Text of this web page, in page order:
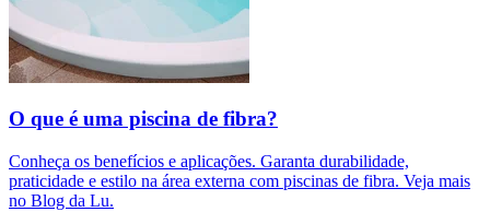
O que é uma piscina de fibra?
Conheça os benefícios e aplicações. Garanta durabilidade,
praticidade e estilo na área externa com piscinas de fibra. Veja mais
no Blog da Lu.